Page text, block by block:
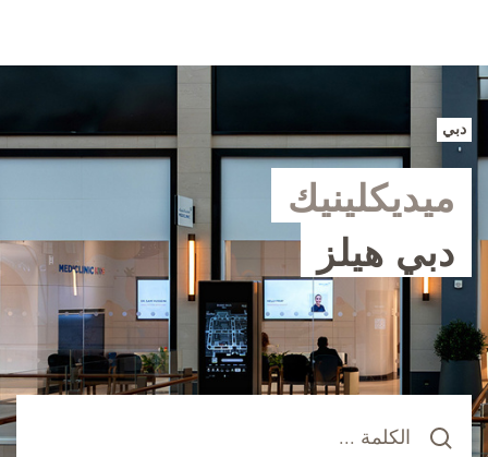
دبي
ميديكلينيك
دبي هيلز